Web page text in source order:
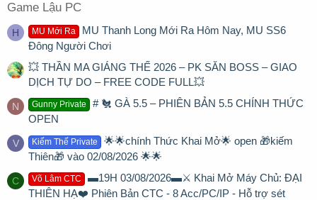
Game Lậu PC
H MU Mới Ra
MU Thanh Long Mới Ra Hôm Nay, MU SS6
Đông Người Chơi
💥 THẦN MA GIÁNG THẾ 2026 – PK SĂN BOSS – GIAO
DỊCH TỰ DO – FREE CODE FULL💥
N Gunny Private
# 🐔 GÀ 5.5 – PHIÊN BẢN 5.5 CHÍNH THỨC
OPEN
V Kiếm Thế Private
🌟🌟chính Thức Khai Mở🌟 open 🎁kiếm
Thiên🎁 vào 02/08/2026 🌟🌟
C Võ Lâm CTC
▬19H 03/08/2026▬⚔️ Khai Mở Máy Chủ: ĐẠI
THIÊN HẠ❤️ Phiên Bản CTC - 8 Acc/PC/IP - Hỗ trợ sét